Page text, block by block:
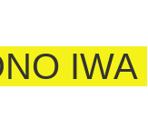
IWA